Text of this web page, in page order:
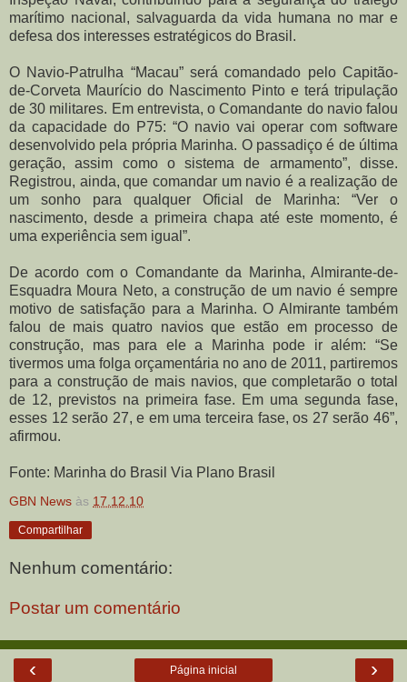
marítimo nacional, salvaguarda da vida humana no mar e
defesa dos interesses estratégicos do Brasil.
O Navio-Patrulha “Macau” será comandado pelo Capitão-
de-Corveta Maurício do Nascimento Pinto e terá tripulação
de 30 militares. Em entrevista, o Comandante do navio falou
da capacidade do P75: “O navio vai operar com software
desenvolvido pela própria Marinha. O passadiço é de última
geração, assim como o sistema de armamento”, disse.
Registrou, ainda, que comandar um navio é a realização de
um sonho para qualquer Oficial de Marinha: “Ver o
nascimento, desde a primeira chapa até este momento, é
uma experiência sem igual”.
De acordo com o Comandante da Marinha, Almirante-de-
Esquadra Moura Neto, a construção de um navio é sempre
motivo de satisfação para a Marinha. O Almirante também
falou de mais quatro navios que estão em processo de
construção, mas para ele a Marinha pode ir além: “Se
tivermos uma folga orçamentária no ano de 2011, partiremos
para a construção de mais navios, que completarão o total
de 12, previstos na primeira fase. Em uma segunda fase,
esses 12 serão 27, e em uma terceira fase, os 27 serão 46”,
afirmou.
Fonte: Marinha do Brasil Via Plano Brasil
GBN News às 17.12.10
Compartilhar
Nenhum comentário:
Postar um comentário
‹ ›
Página inicial